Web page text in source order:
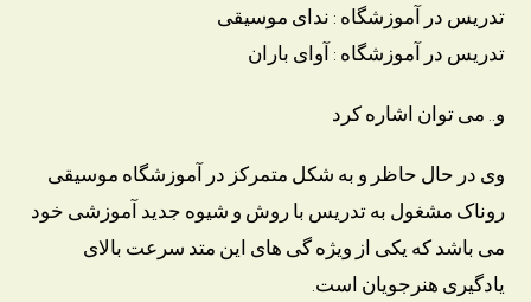
تدریس در آموزشگاه : ندای موسیقی
تدریس در آموزشگاه : آوای باران
و.. می توان اشاره کرد
وی در حال حاظر و به شکل متمرکز در آموزشگاه موسیقی
روناک مشغول به تدریس با روش و شیوه جدید آموزشی خود
می باشد که یکی از ویژه گی های این متد سرعت بالای
یادگیری هنرجویان است.